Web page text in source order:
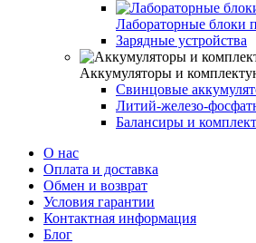
Лабораторные блоки
Зарядные устройства
Аккумуляторы и
Свинцовые
Литий-железо-
Балансиры и
О нас
Оплата и доставка
Обмен и возврат
Условия гарантии
Контактная информация
Блог